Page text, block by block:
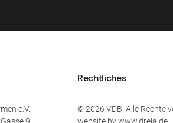
e.V.
Rechtliches
©2026 VDB. Alle Rechte